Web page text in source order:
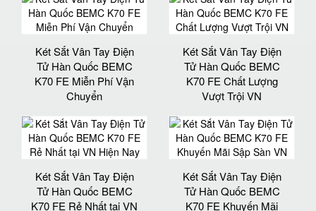
Két Sắt Vân Tay Điện
Tử Hàn Quốc BEMC
K70 FE Miễn Phí Vận
Chuyển
Két Sắt Vân Tay Điện
Tử Hàn Quốc BEMC
K70 FE Chất Lượng
Vượt Trội VN
Két Sắt Vân Tay Điện
Tử Hàn Quốc BEMC
K70 FE Rẻ Nhất tại VN
Két Sắt Vân Tay Điện
Tử Hàn Quốc BEMC
K70 FE Khuyến Mãi